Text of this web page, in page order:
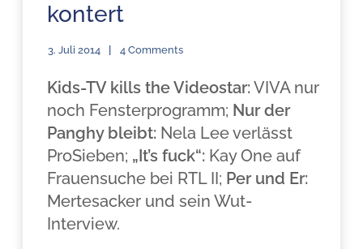
kontert
3. Juli 2014 4 Comments
Kids-TV kills the Videostar: VIVA nur
noch Fensterprogramm; Nur der
Panghy bleibt: Nela Lee verlässt
ProSieben; „It’s fuck“: Kay One auf
Frauensuche bei RTL II; Per und Er:
Mertesacker und sein Wut-
Interview.